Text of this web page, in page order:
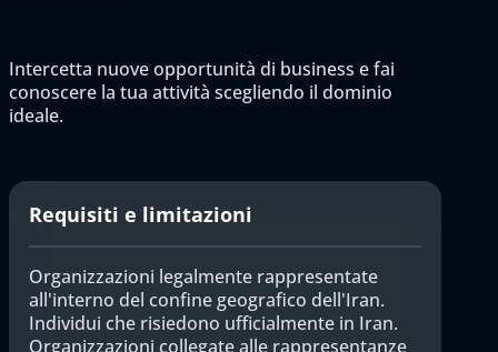
Intercetta nuove opportunità di business e fai
conoscere la tua attività scegliendo il dominio
ideale.
Requisiti e limitazioni
Organizzazioni legalmente rappresentate
all'interno del confine geografico dell'Iran.
Individui che risiedono ufficialmente in Iran.
Organizzazioni collegate alle rappresentanze